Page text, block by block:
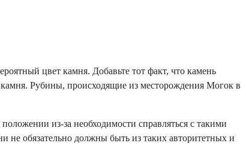
цвет камня. Добавьте тот факт, что камень
Рубины, происходящие из месторождения Могок в
из-за необходимости справляться с такими
обязательно должны быть из таких авторитетных и